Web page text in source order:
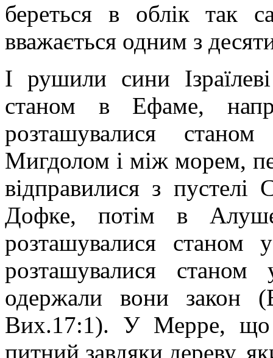
береться в облік так
вважається одним з
І рушили сини
станом в Ефаме,
розташувалися
Мигдолом і між морем,
відправилися з
Дофке, потім в
розташувалися
розташувалися
одержали вони закон
Вих.17:1). У Мерре, що
питний завдяки дереву,